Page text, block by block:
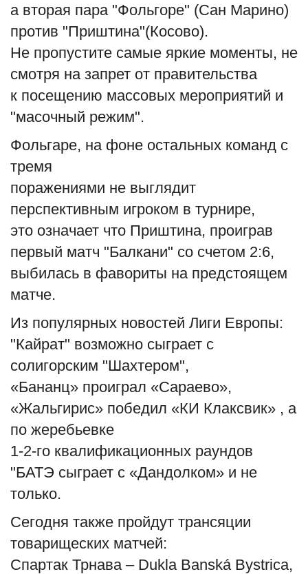
Образование
Шоу-бизнес
В мире
Россия
Язык
а вторая пара "Фольгоре" (Сан Марино)
против "Приштина"(Косово).
Не пропустите самые яркие моменты, не
смотря на запрет от правительства
к посещению массовых мероприятий и
"масочный режим".
Фольгаре, на фоне остальных команд с
тремя
поражениями не выглядит
перспективным игроком в турнире,
это означает что Приштина, проиграв
первый матч "Балкани" со счетом 2:6,
выбилась в фавориты на предстоящем
матче.
Из популярных новостей Лиги Европы:
"Кайрат" возможно сыграет с
солигорским "Шахтером",
«Бананц» проиграл «Сараево»,
«Жальгирис» победил «КИ Клаксвик» , а
по жеребьевке
1-2-го квалификационных раундов
"БАТЭ сыграет с «Дандолком» и не
только.
Сегодня также пройдут трансяции
товарищеских матчей:
Спартак Трнава – Dukla Banská Bystrica,